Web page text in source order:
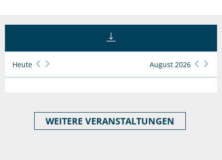
Heute August 2026
WEITERE VERANSTALTUNGEN